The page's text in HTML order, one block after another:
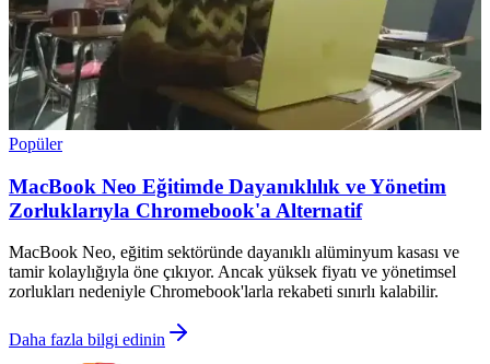
Popüler
MacBook Neo Eğitimde Dayanıklılık ve Yönetim
Zorluklarıyla Chromebook'a Alternatif
MacBook Neo, eğitim sektöründe dayanıklı alüminyum kasası ve
tamir kolaylığıyla öne çıkıyor. Ancak yüksek fiyatı ve yönetimsel
zorlukları nedeniyle Chromebook'larla rekabeti sınırlı kalabilir.
Daha fazla bilgi edinin